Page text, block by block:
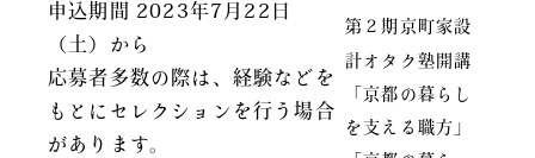
申込期間 2023年7月22日
（土）から
応募者多数の際は、経験などを
もとにセレクションを行う場合
があります。
第２期京町家設
計オタク塾開講
「京都の暮らし
を支える職方」